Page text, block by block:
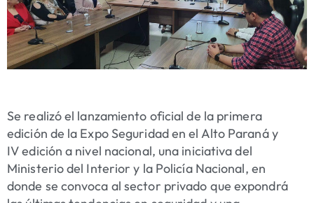
Se realizó el lanzamiento oficial de la primera
edición de la Expo Seguridad en el Alto Paraná y
IV edición a nivel nacional, una iniciativa del
Ministerio del Interior y la Policía Nacional, en
donde se convoca al sector privado que expondrá